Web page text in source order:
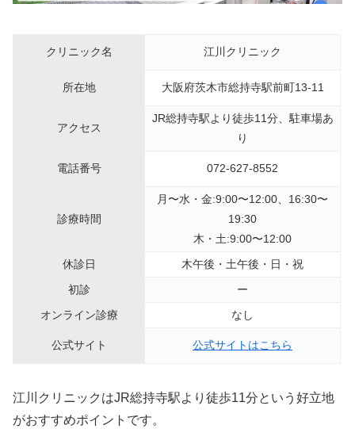
クリニック名 江川クリニック
所在地 大阪府茨木市総持寺駅前町13-11
アクセス
JR総持寺駅より徒歩11分、駐車場あ
り
電話番号 072-627-8552
診療時間
月〜水・金:9:00〜12:00、16:30〜
19:30
木・土:9:00〜12:00
休診日
木午後・土午後・日・祝
初診
ー
オンライン診療
なし
公式サイト 公式サイトはこちら
江川クリニックはJR総持寺駅より徒歩11分という好立地
がおすすめポイントです。